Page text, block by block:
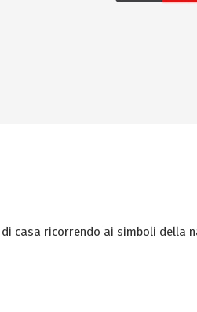
casa ricorrendo ai simboli della